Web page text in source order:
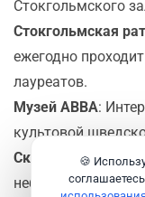
Стокгольмского
Стокгольмская
ежегодно
лауреатов.
Музей ABBA:
культовой
Скансен
:
небом и зоопарк.
🍪